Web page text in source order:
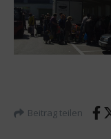
Beitrag teilen